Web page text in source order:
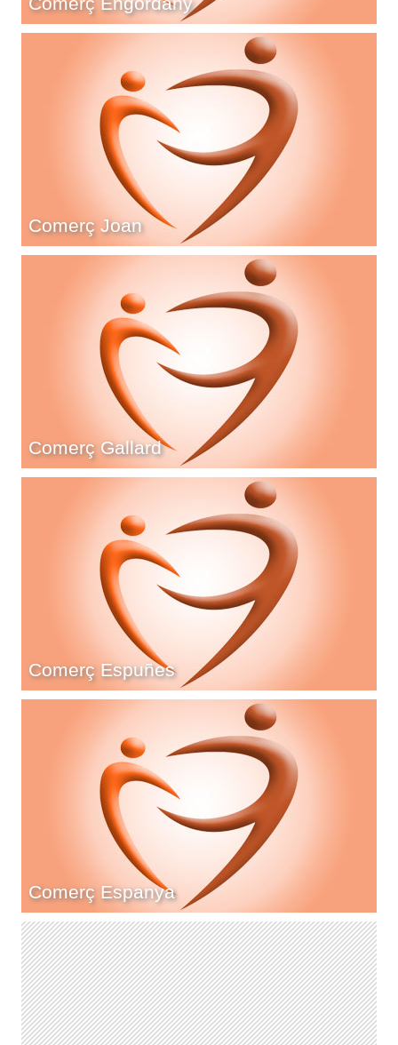
Comerç Joan
Comerç Gallard
Comerç Espuñes
Comerç Espanya